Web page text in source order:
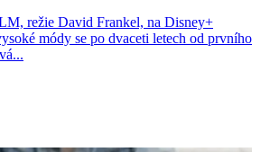
režie David Frankel, na Disney+
módy se po dvaceti letech od prvního